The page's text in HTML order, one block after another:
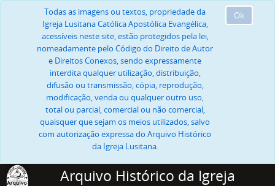
Ok
Todas as imagens ou textos, propriedade da
Igreja Lusitana Católica Apostólica Evangélica,
acessíveis neste site, estão protegidos pela lei,
nomeadamente pelo Código do Direito de Autor
e Direitos Conexos, sendo expressamente
interdita qualquer utilização, distribuição,
difusão ou transmissão, cópia, reprodução,
modificação, venda ou qualquer outro uso,
total ou parcial, comercial ou não comercial,
quaisquer que sejam os meios utilizados, salvo
com autorização expressa do Arquivo Histórico
da Igreja Lusitana.
Arquivo Histórico da Igreja